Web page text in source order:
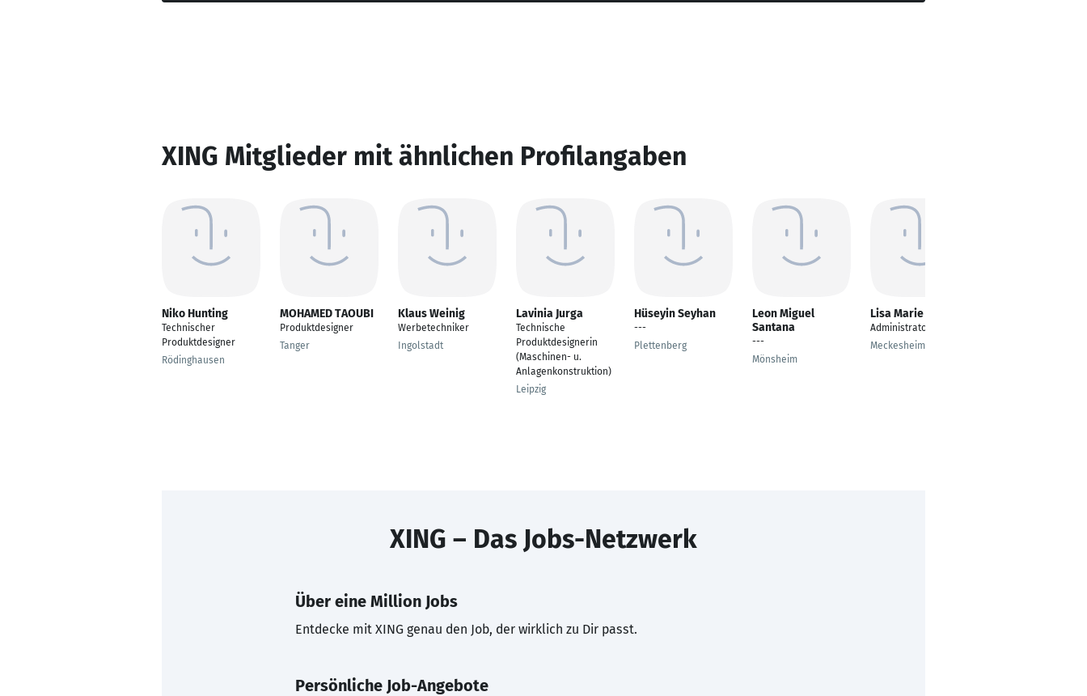
XING Mitglieder mit ähnlichen Profilangaben
Niko Hunting
Technischer
Produktdesigner
Rödinghausen
MOHAMED TAOUBI
Produktdesigner
Tanger
Klaus Weinig
Werbetechniker
Ingolstadt
Lavinia Jurga
Technische
Produktdesignerin
(Maschinen- u.
Anlagenkonstruktion)
Leipzig
Hüseyin Seyhan
---
Plettenberg
Leon Miguel
Santana
---
Mönsheim
Lisa Marie Lisching
Administrator
Meckesheim
XING – Das Jobs-Netzwerk
Über eine Million Jobs
Entdecke mit XING genau den Job, der wirklich zu Dir passt.
Persönliche Job-Angebote